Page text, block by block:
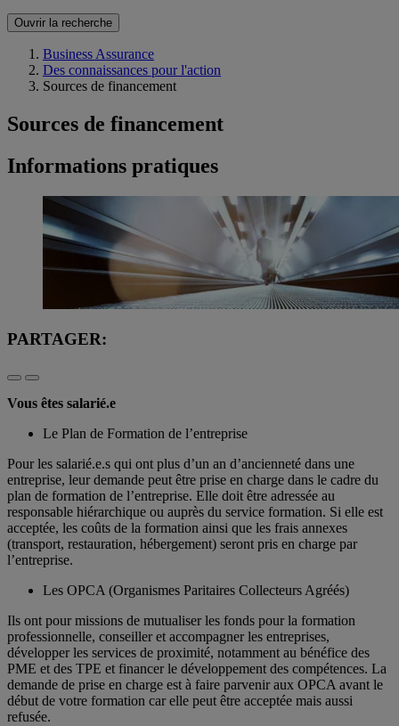
Ouvrir la recherche
Business Assurance
Des connaissances pour l'action
Sources de financement
Sources de financement
Informations pratiques
PARTAGER:
Vous êtes salarié.e
Le Plan de Formation de l’entreprise
Pour les salarié.e.s qui ont plus d’un an d’ancienneté dans une
entreprise, leur demande peut être prise en charge dans le cadre du
plan de formation de l’entreprise. Elle doit être adressée au
responsable hiérarchique ou auprès du service formation. Si elle est
acceptée, les coûts de la formation ainsi que les frais annexes
(transport, restauration, hébergement) seront pris en charge par
l’entreprise.
Les OPCA (Organismes Paritaires Collecteurs Agréés)
Ils ont pour missions de mutualiser les fonds pour la formation
professionnelle, conseiller et accompagner les entreprises,
développer les services de proximité, notamment au bénéfice des
PME et des TPE et financer le développement des compétences. La
demande de prise en charge est à faire parvenir aux OPCA avant le
début de votre formation car elle peut être acceptée mais aussi
refusée.